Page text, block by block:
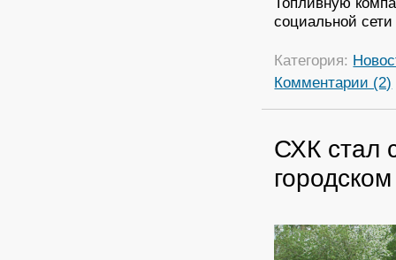
социальной
Категория:
Комментарии (2)
СХК стал